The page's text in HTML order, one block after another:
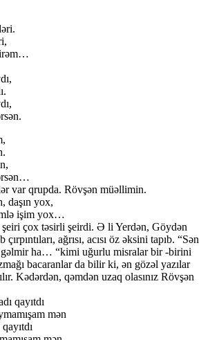
var qrupda. Rövşən müəllimin.
daşın yox,
işim yox…
çox təsirli şeirdi. Ə li Yerdən, Göydən
ağrısı, acısı öz əksini tapıb. “Sən
gəlmir ha… “kimi uğurlu misralar bir -birini
bacaranlar da bilir ki, ən gözəl yazılar
Kədərdən, qəmdən uzaq olasınız Rövşən
qayıtdı
mən